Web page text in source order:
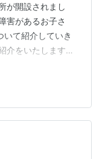
が開設されまし
害があるお子さ
いて紹介していき
介をいたします。
きました。 その
症のお子さん、
、未熟児等のお子
んなど、いろいろ
てきた経験や知識
具を紹…